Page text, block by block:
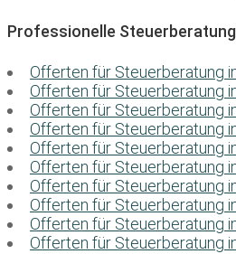
Professionelle
Offerten für Steuerberatung
Offerten für Steuerberatung
Offerten für Steuerberatung
Offerten für Steuerberatung
Offerten für Steuerberatung
Offerten für Steuerberatung
Offerten für Steuerberatung
Offerten für Steuerberatung
Offerten für Steuerberatung
Offerten für Steuerberatung